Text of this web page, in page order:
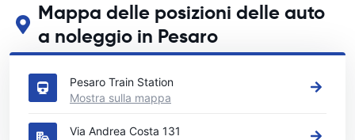
Mappa delle posizioni delle auto
a noleggio in Pesaro
Guarda le nostre principali sedi di autonoleggio in Pesaro
Pesaro Train Station
Mostra sulla mappa
Via Andrea Costa 131